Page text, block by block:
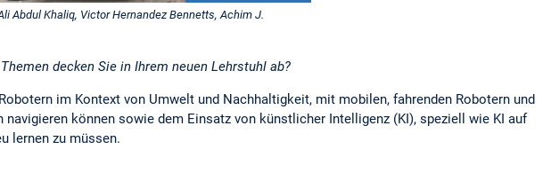
Abdul Khaliq, Victor Hernandez Bennetts, Achim J.
decken Sie in Ihrem neuen Lehrstuhl ab?
im Kontext von Umwelt und Nachhaltigkeit, mit mobilen, fahrenden Robotern und
können sowie dem Einsatz von künstlicher Intelligenz (KI), speziell wie KI auf
lernen zu müssen.